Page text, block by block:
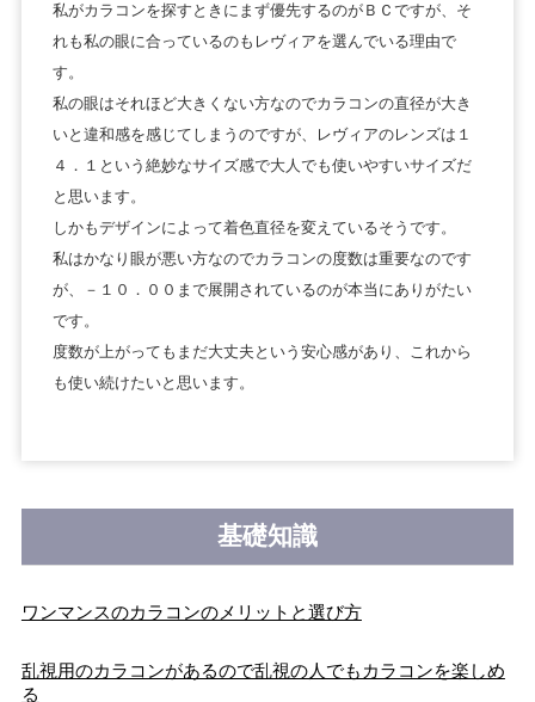
私がカラコンを探すときにまず優先するのがＢＣですが、そ
れも私の眼に合っているのもレヴィアを選んでいる理由で
す。
私の眼はそれほど大きくない方なのでカラコンの直径が大き
いと違和感を感じてしまうのですが、レヴィアのレンズは１
４．１という絶妙なサイズ感で大人でも使いやすいサイズだ
と思います。
しかもデザインによって着色直径を変えているそうです。
私はかなり眼が悪い方なのでカラコンの度数は重要なのです
が、－１０．００まで展開されているのが本当にありがたい
です。
度数が上がってもまだ大丈夫という安心感があり、これから
も使い続けたいと思います。
基礎知識
ワンマンスのカラコンのメリットと選び方
乱視用のカラコンがあるので乱視の人でもカラコンを楽しめ
る